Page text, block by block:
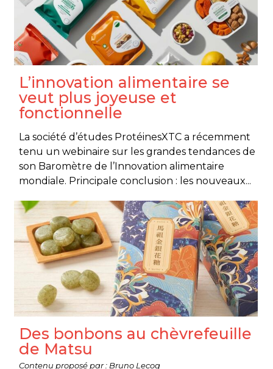
L’innovation alimentaire se
veut plus joyeuse et
fonctionnelle
La société d’études ProtéinesXTC a récemment
tenu un webinaire sur les grandes tendances de
son Baromètre de l’Innovation alimentaire
mondiale. Principale conclusion : les nouveaux...
Des bonbons au chèvrefeuille
de Matsu
Contenu proposé par : Bruno Lecoq